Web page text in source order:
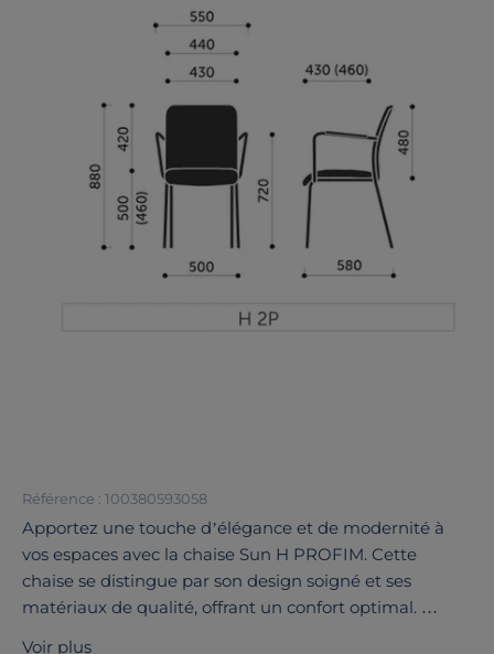
Référence : 100380593058
Apportez une touche d’élégance et de modernité à
vos espaces avec la chaise Sun H PROFIM. Cette
chaise se distingue par son design soigné et ses
matériaux de qualité, offrant un confort optimal.
Voir plus